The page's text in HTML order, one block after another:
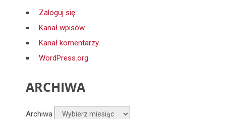
Zaloguj się
Kanał wpisów
Kanał komentarzy
WordPress.org
ARCHIWA
Archiwa